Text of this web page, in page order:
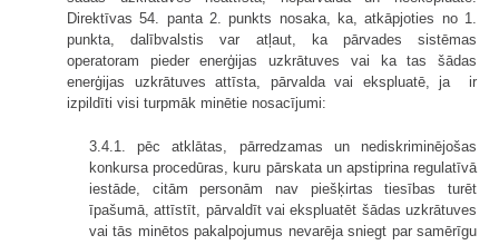
Direktīvas 54. panta 2. punkts nosaka, ka, atkāpjoties no 1.
punkta, dalībvalstis var atļaut, ka pārvades sistēmas
operatoram pieder enerģijas uzkrātuves vai ka tas šādas
enerģijas uzkrātuves attīsta, pārvalda vai ekspluatē, ja ir
izpildīti visi turpmāk minētie nosacījumi:
3.4.1. pēc atklātas, pārredzamas un nediskriminējošas
konkursa procedūras, kuru pārskata un apstiprina regulatīvā
iestāde, citām personām nav piešķirtas tiesības turēt
īpašumā, attīstīt, pārvaldīt vai ekspluatēt šādas uzkrātuves
vai tās minētos pakalpojumus nevarēja sniegt par samērīgu